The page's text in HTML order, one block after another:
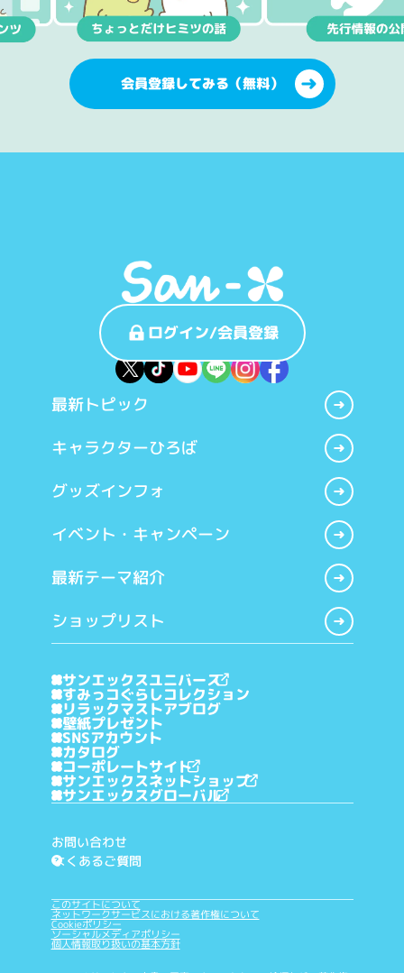
会員登録してみる（無料）
ログイン/会員登録
最新トピック
キャラクターひろば
グッズインフォ
イベント・キャンペーン
最新テーマ紹介
ショップリスト
サンエックスユニバース
すみっコぐらしコレクション
リラックマストアブログ
壁紙プレゼント
SNSアカウント
カタログ
コーポレートサイト
サンエックスネットショップ
サンエックスグローバル
お問い合わせ
?
よくあるご質問
このサイトについて
ネットワークサービスにおける著作権について
Cookieポリシー
ソーシャルメディアポリシー
個人情報取り扱いの基本方針